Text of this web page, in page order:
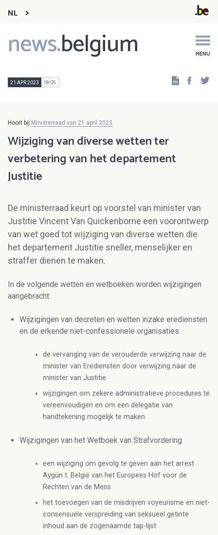
NL
news.belgium MENU
Main
navigation
21 APR 2023 18:05
Hoort bij Ministerraad van 21 april 2023
Wijziging van diverse wetten ter
verbetering van het departement
Justitie
De ministerraad keurt op voorstel van minister van
Justitie Vincent Van Quickenborne een voorontwerp
van wet goed tot wijziging van diverse wetten die
het departement Justitie sneller, menselijker en
straffer dienen te maken.
In de volgende wetten en wetboeken worden wijzigingen
aangebracht:
Wijzigingen van decreten en wetten inzake erediensten
en de erkende niet-confessionele organisaties
de vervanging van de verouderde verwijzing naar de
minister van Erediensten door verwijzing naar de
minister van Justitie
wijzigingen om zekere administratieve procedures te
vereenvoudigen en om een delegatie van
handtekening mogelijk te maken
Wijzigingen van het Wetboek van Strafvordering
een wijziging om gevolg te geven aan het arrest
Aygün t. België van het Europees Hof voor de
Rechten van de Mens
het toevoegen van de misdrijven voyeurisme en niet-
consensuele verspreiding van seksueel getinte
inhoud aan de zogenaamde tap-lijst